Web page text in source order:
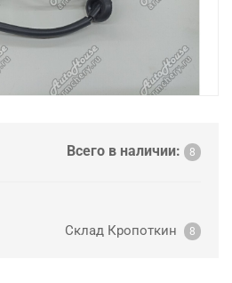
Всего в наличии: 8
Склад Кропоткин 8